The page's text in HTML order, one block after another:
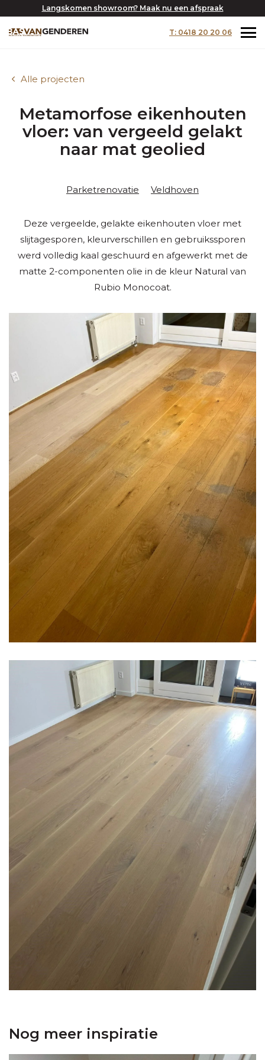
Langskomen showroom? Maak nu een afspraak
T: 0418 20 20 06
Alle projecten
Metamorfose eikenhouten
vloer: van vergeeld gelakt
naar mat geolied
Parketrenovatie Veldhoven
Deze vergeelde, gelakte eikenhouten vloer met
slijtagesporen, kleurverschillen en gebruikssporen
werd volledig kaal geschuurd en afgewerkt met de
matte 2-componenten olie in de kleur Natural van
Rubio Monocoat.
Nog meer inspiratie